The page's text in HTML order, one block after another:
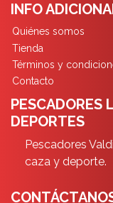
INFO
Quiénes somos
Tienda
Términos y
Contacto
PESCADORES
DEPORTES
Pescadores
caza y deporte.